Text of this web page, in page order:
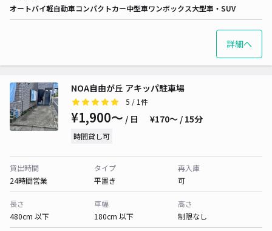
オートバイ軽自動車コンパクトカー中型車ワンボックス大型車・SUV
詳細へ
NOA自由が丘 アキッパ駐車場
5 / 1件
¥1,900〜 / 日 ¥170〜 / 15分
時間貸し可
貸出時間
24時間営業
タイプ
平置き
再入庫
可
長さ
480cm 以下
車幅
180cm 以下
高さ
制限なし